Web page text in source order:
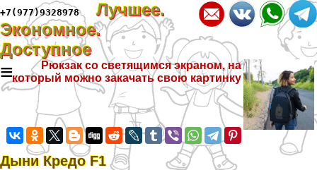
+7(977)9328978
Лучшее.
Экономное.
Доступное
≡
Рюкзак со светящимся экраном, на
который можно закачать свою картинку
Дыни Кредо F1